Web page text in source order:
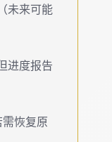
未来可能
进度报告
恢复原